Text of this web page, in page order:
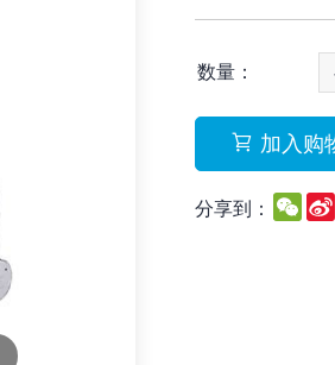
数量：
加入购
分享到：